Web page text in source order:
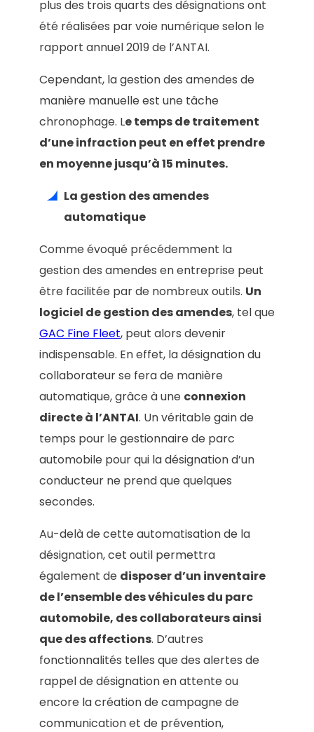
plus des trois quarts des désignations ont
été réalisées par voie numérique selon le
rapport annuel 2019 de l’ANTAI.
Cependant, la gestion des amendes de
manière manuelle est une tâche
chronophage. Le temps de traitement
d’une infraction peut en effet prendre
en moyenne jusqu’à 15 minutes.
La gestion des amendes
automatique
Comme évoqué précédemment la
gestion des amendes en entreprise peut
être facilitée par de nombreux outils. Un
logiciel de gestion des amendes, tel que
GAC Fine Fleet, peut alors devenir
indispensable. En effet, la désignation du
collaborateur se fera de manière
automatique, grâce à une connexion
directe à l’ANTAI. Un véritable gain de
temps pour le gestionnaire de parc
automobile pour qui la désignation d’un
conducteur ne prend que quelques
secondes.
Au-delà de cette automatisation de la
désignation, cet outil permettra
également de disposer d’un inventaire
de l’ensemble des véhicules du parc
automobile, des collaborateurs ainsi
que des affections. D’autres
fonctionnalités telles que des alertes de
rappel de désignation en attente ou
encore la création de campagne de
communication et de prévention,